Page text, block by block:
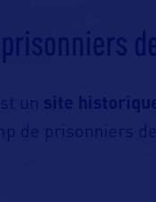
de
site
de prisonniers